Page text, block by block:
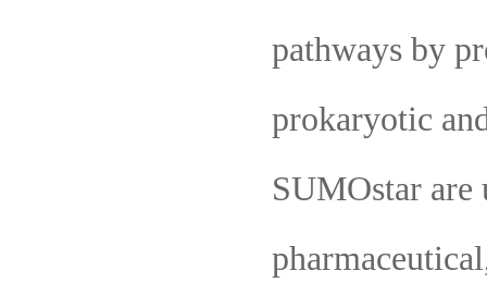
pathways by
prokaryotic
SUMOstar are